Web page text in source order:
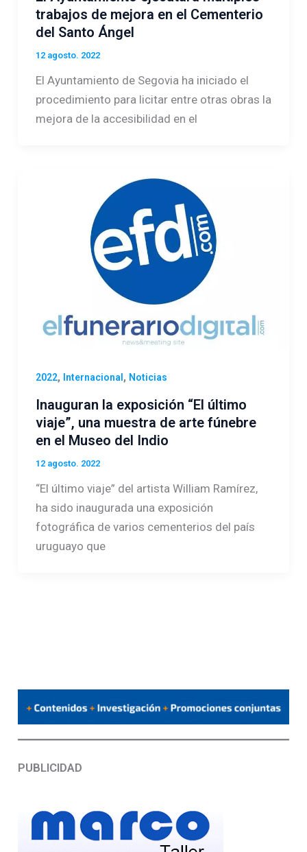
trabajos de mejora en el Cementerio
del Santo Ángel
12 agosto. 2022
El Ayuntamiento de Segovia ha iniciado el
procedimiento para licitar entre otras obras la
mejora de la accesibilidad en el
2022, Internacional , Noticias
Inauguran la exposición “El último
viaje”, una muestra de arte fúnebre
en el Museo del Indio
12 agosto. 2022
“El último viaje” del artista William Ramírez,
ha sido inaugurada una exposición
fotográfica de varios cementerios del país
uruguayo que
PUBLICIDAD